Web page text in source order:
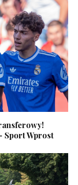
Sport Wprost